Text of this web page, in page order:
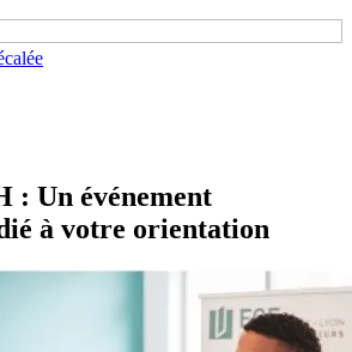
: Un événement
à votre orientation